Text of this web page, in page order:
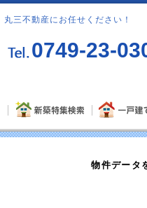
三不動産にお任せください！
0749-23-
物件データ